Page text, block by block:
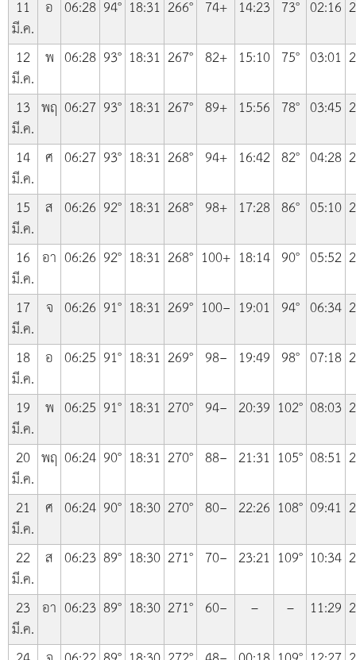
11
มี.ค.
อ 06:28 94° 18:31 266° 74+ 14:23 73° 02:16
12
มี.ค.
พ 06:28 93° 18:31 267° 82+ 15:10 75° 03:01
13
มี.ค.
พฤ 06:27 93° 18:31 267° 89+ 15:56 78° 03:45
14
มี.ค.
ศ 06:27 93° 18:31 268° 94+ 16:42 82° 04:28
15
มี.ค.
ส 06:26 92° 18:31 268° 98+ 17:28 86° 05:10
16
มี.ค.
อา 06:26 92° 18:31 268° 100+ 18:14 90° 05:52
17
มี.ค.
จ 06:26 91° 18:31 269° 100− 19:01 94° 06:34
18
มี.ค.
อ 06:25 91° 18:31 269° 98− 19:49 98° 07:18
19
มี.ค.
พ 06:25 91° 18:31 270° 94− 20:39 102° 08:03
20
มี.ค.
พฤ 06:24 90° 18:31 270° 88− 21:31 105° 08:51
21
มี.ค.
ศ 06:24 90° 18:30 270° 80− 22:26 108° 09:41
22
มี.ค.
ส 06:23 89° 18:30 271° 70− 23:21 109° 10:34
23
มี.ค.
อา 06:23 89° 18:30 271° 60− – – 11:29